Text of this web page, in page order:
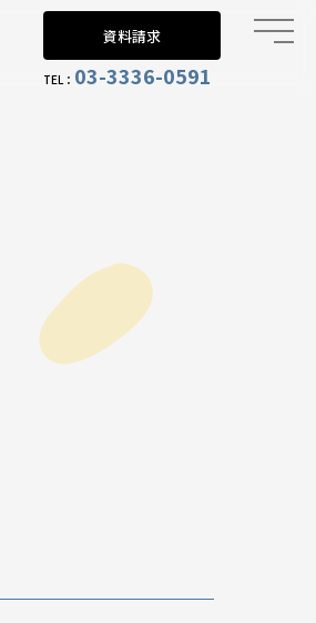
資料請求
TEL： 03-3336-0591